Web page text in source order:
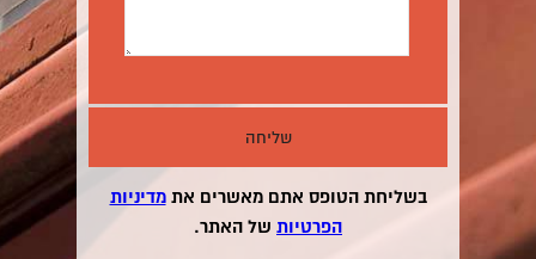
בשליחת הטופס אתם מאשרים אתמדיניות
הפרטיות של האתר.